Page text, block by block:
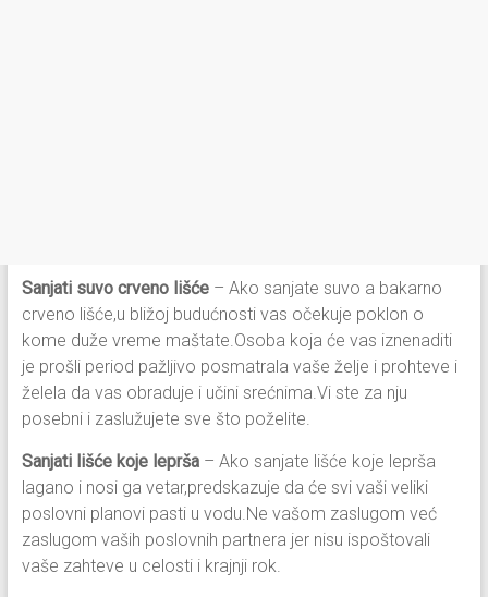
Sanjati suvo crveno lišće– Ako sanjate suvo a bakarno
crveno lišće,u bližoj budućnosti vas očekuje poklon o
kome duže vreme maštate.Osoba koja će vas iznenaditi
je prošli period pažljivo posmatrala vaše želje i prohteve i
želela da vas obraduje i učini srećnima.Vi ste za nju
posebni i zaslužujete sve što poželite.
Sanjati lišće koje leprša– Ako sanjate lišće koje leprša
lagano i nosi ga vetar,predskazuje da će svi vaši veliki
poslovni planovi pasti u vodu.Ne vašom zaslugom već
zaslugom vaših poslovnih partnera jer nisu ispoštovali
vaše zahteve u celosti i krajnji rok.